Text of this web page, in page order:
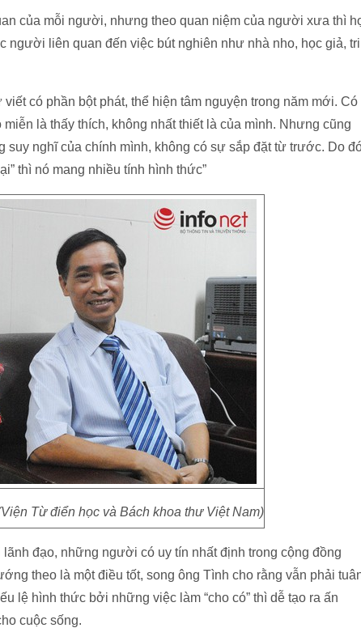
của mỗi người, nhưng theo quan niệm của người xưa thì
liên quan đến việc bút nghiên như nhà nho, học giả, tri
có phần bột phát, thể hiện tâm nguyện trong năm mới. Có
là thấy thích, không nhất thiết là của mình. Nhưng cũng
nghĩ của chính mình, không có sự sắp đặt từ trước. Do
thì nó mang nhiều tính hình thức”
Từ điển học và Bách khoa thư Việt Nam)
đạo, những người có uy tín nhất định trong cộng đồng
theo là một điều tốt, song ông Tình cho rằng vẫn phải
lệ hình thức bởi những việc làm “cho có” thì dễ tạo ra ấn
cuộc sống.